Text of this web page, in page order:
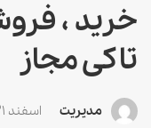
خرید ،
تاکی مجاز
مدیریت اسفند 21, 1398